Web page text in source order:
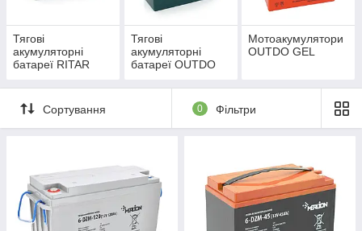
Тягові
акумуляторні
батареї RITAR
Тягові
акумуляторні
батареї OUTDO
Мотоакумулятори
OUTDO GEL
Сортування 0 Фільтри